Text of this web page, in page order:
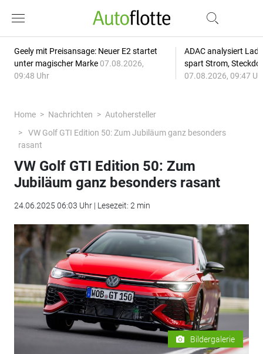
Geely mit Preisansage: Neuer E2 startet
unter magischer Marke 07.08.2026,
09:48 Uhr
ADAC analysiert
spart Strom,
07.08.2026, 09:47
Home Nachrichten
Autohersteller
VW Golf GTI Edition 50: Zum Jubiläum ganz besonders
rasant
VW Golf GTI Edition 50: Zum
Jubiläum ganz besonders rasant
24.06.2025 06:03 Uhr | Lesezeit: 2 min
Bildergalerie